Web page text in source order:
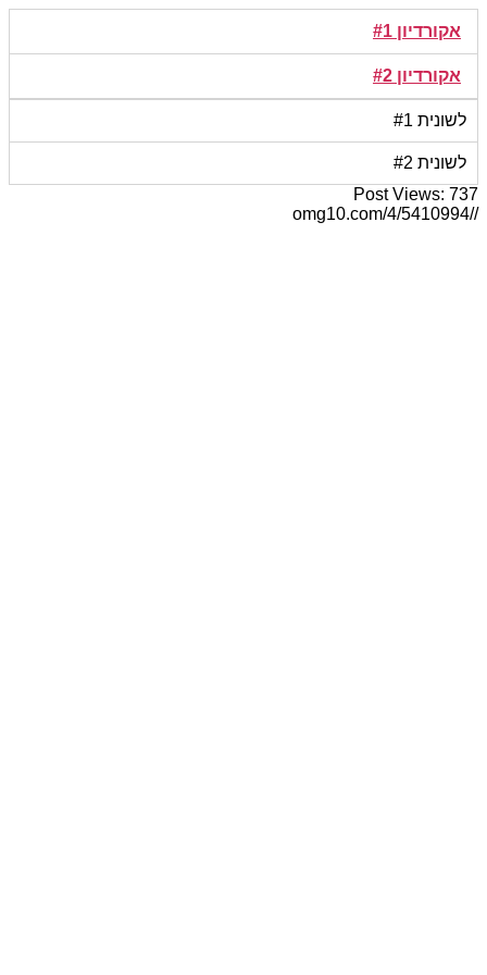
לתוכן
אקורדיון #1
אקורדיון #2
לשונית #1
לשונית #2
Post Views: 737
//omg10.com/4/5410994